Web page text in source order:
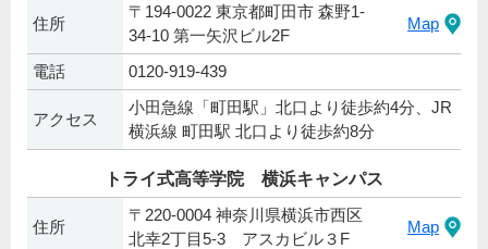
住所
〒194-0022 東京都町田市 森野1-
34-10 第一矢沢ビル2F
Map
電話 0120-919-439
アクセス
小田急線「町田駅」北口より徒歩約4分、JR
横浜線 町田駅 北口より徒歩約8分
トライ式高等学院 横浜キャンパス
住所
〒220-0004 神奈川県横浜市西区
北幸2丁目5-3 アスカビル３F
Map